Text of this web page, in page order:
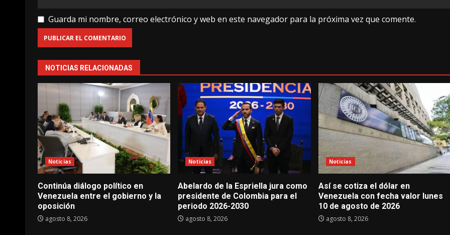
Guarda mi nombre, correo electrónico y web en este navegador para la próxima vez que comente.
NOTICIAS RELACIONADAS
Noticias
Continúa diálogo político en
Venezuela entre el gobierno y la
oposición
agosto 8, 2026
Noticias
Abelardo de la Espriella jura como
presidente de Colombia para el
periodo 2026-2030
agosto 8, 2026
Noticias
Así se cotiza el dólar en
Venezuela con fecha valor lunes
10 de agosto de 2026
agosto 8, 2026